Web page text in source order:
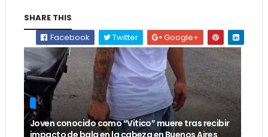
SHARE THIS
Facebook
Twitter Google+
Joven conocido como “Vitico” muere tras recibir